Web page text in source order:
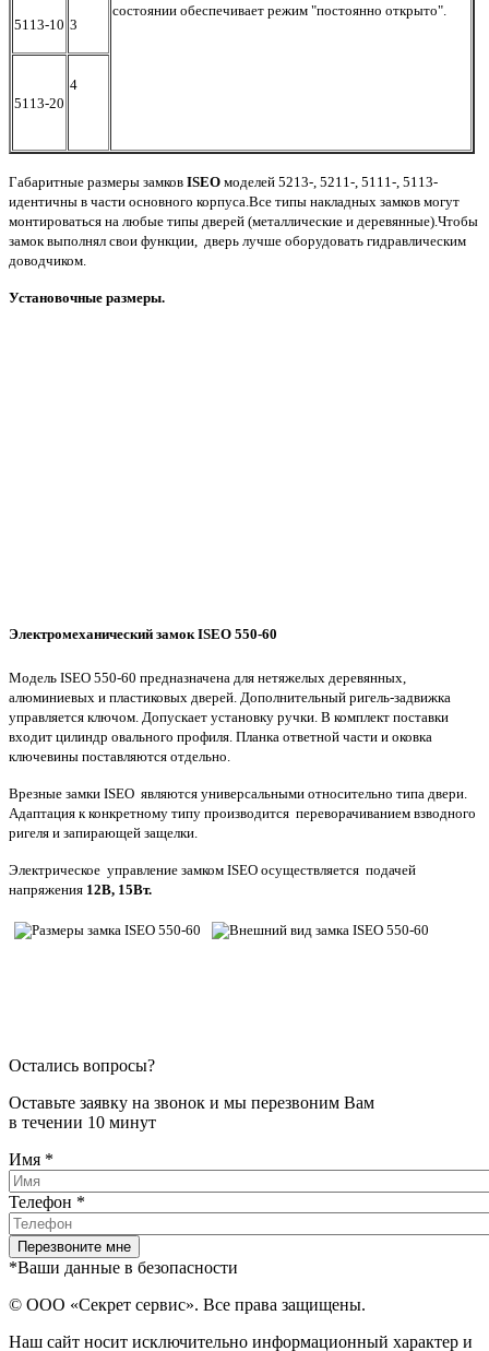
состоянии обеспечивает режим "постоянно открыто".
5113-10 3
5113-20
4
Габаритные размеры замков ISEO моделей 5213-, 5211-, 5111-, 5113-
идентичны в части основного корпуса.Все типы накладных замков могут
монтироваться на любые типы дверей (металлические и деревянные).Чтобы
замок выполнял свои функции, дверь лучше оборудовать гидравлическим
доводчиком.
Установочные размеры.
Электромеханический замок ISEO 550-60
Модель ISEO 550-60 предназначена для нетяжелых деревянных,
алюминиевых и пластиковых дверей. Дополнительный ригель-задвижка
управляется ключом. Допускает установку ручки. В комплект поставки
входит цилиндр овального профиля. Планка ответной части и оковка
ключевины поставляются отдельно.
Врезные замки ISEO являются универсальными относительно типа двери.
Адаптация к конкретному типу производится переворачиванием взводного
ригеля и запирающей защелки.
Электрическое управление замком ISEO осуществляется подачей
напряжения 12В, 15Вт.
Остались вопросы?
Оставьте заявку на звонок и мы перезвоним Вам
в течении 10 минут
Имя *
Телефон *
*Ваши данные в безопасности
© ООО «Секрет сервис». Все права защищены.
Наш сайт носит исключительно информационный характер и